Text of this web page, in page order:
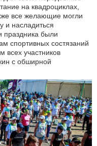
на квадроциклах,
все желающие могли
и насладиться
праздника были
спортивных состязаний
всех участников
с обширной